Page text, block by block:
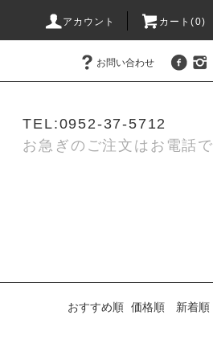
アカウント カート(0)
お問い合わせ
TEL:0952-37-5712
お急ぎのご注文はお電話で
おすすめ順 価格順 新着順